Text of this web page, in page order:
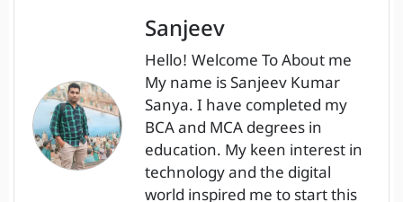
Sanjeev
Hello! Welcome To About me
My name is Sanjeev Kumar
Sanya. I have completed my
BCA and MCA degrees in
education. My keen interest in
technology and the digital
world inspired me to start this